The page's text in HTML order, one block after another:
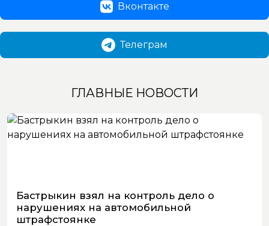
Вконтакте
Телеграм
ГЛАВНЫЕ НОВОСТИ
Бастрыкин взял на контроль дело о
нарушениях на автомобильной
штрафстоянке